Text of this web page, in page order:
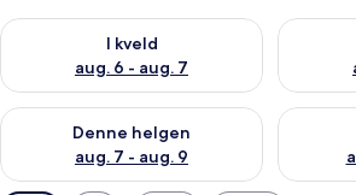
I kveld
aug. 6 - aug. 7
Sjekk tilgjengelighet for i kveld, aug. 6 -
Sjekk
Denne helgen
aug. 7 - aug. 9
Sjekk tilgjengelighet for denne helgen,
Sjekk